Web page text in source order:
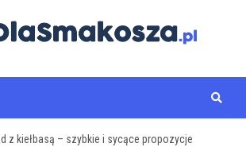
z kiełbasą – szybkie i sycące propozycje